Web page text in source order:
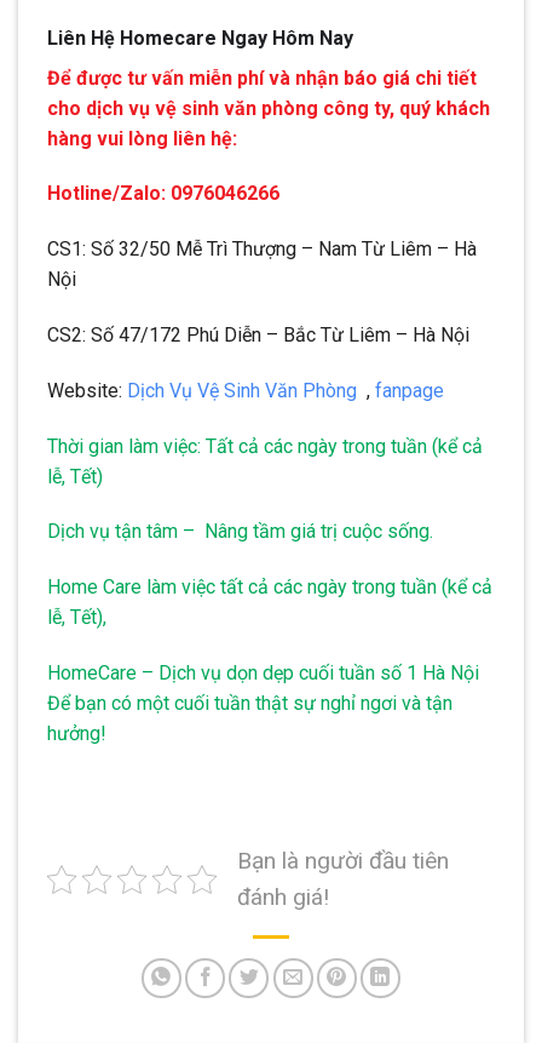
Liên Hệ Homecare Ngay Hôm Nay
Để được tư vấn miễn phí và nhận báo giá chi tiết
cho dịch vụ vệ sinh văn phòng công ty, quý khách
hàng vui lòng liên hệ:
Hotline/Zalo: 0976046266
CS1: Số 32/50 Mễ Trì Thượng – Nam Từ Liêm – Hà
Nội
CS2: Số 47/172 Phú Diễn – Bắc Từ Liêm – Hà Nội
Website: Dịch Vụ Vệ Sinh Văn Phòng , fanpage
Thời gian làm việc: Tất cả các ngày trong tuần (kể cả
lễ, Tết)
Dịch vụ tận tâm – Nâng tầm giá trị cuộc sống.
Home Care làm việc tất cả các ngày trong tuần (kể cả
lễ, Tết),
HomeCare – Dịch vụ dọn dẹp cuối tuần số 1 Hà Nội
Để bạn có một cuối tuần thật sự nghỉ ngơi và tận
hưởng!
Bạn là người đầu tiên
đánh giá!